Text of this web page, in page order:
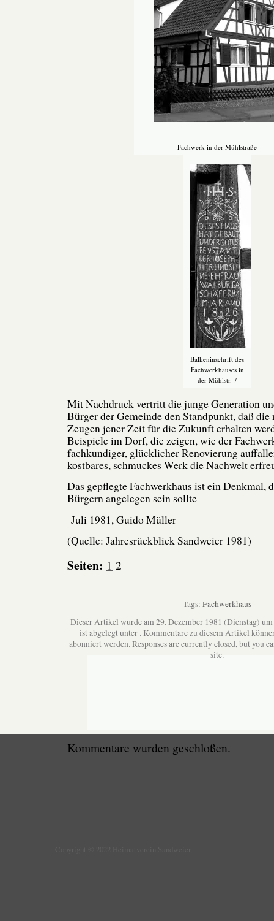
Fachwerk in der Mühlstraße
Balkeninschrift des
Fachwerkhauses in
der Mühlstr. 7
Mit Nachdruck vertritt die junge Generation
Bürger der Gemeinde den Standpunkt, daß die
Zeugen jener Zeit für die Zukunft erhalten
Beispiele im Dorf, die zeigen, wie der
fachkundiger, glücklicher Renovierung
kostbares, schmuckes Werk die Nachwelt
Das gepflegte Fachwerkhaus ist ein Denkmal,
Bürgern angelegen sein sollte
Juli 1981, Guido Müller
(Quelle: Jahresrückblick Sandweier 1981)
Seiten: 1 2
Tags: Fachwerkhaus
Dieser Artikel wurde am 29. Dezember 1981 (Dienstag)
ist abgelegt unter . Kommentare zu diesem Artikel
abonniert werden. Responses are currently closed, but you
site.
Kommentare wurden geschloßen.